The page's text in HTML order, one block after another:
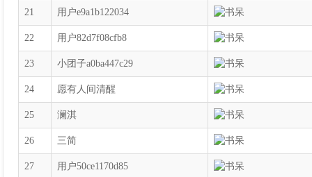
21 用户e9a1b122034
22 用户82d7f08cfb8
23 小团子a0ba447c29
24 愿有人间清醒
25 澜淇
26 三简
27 用户50ce1170d85